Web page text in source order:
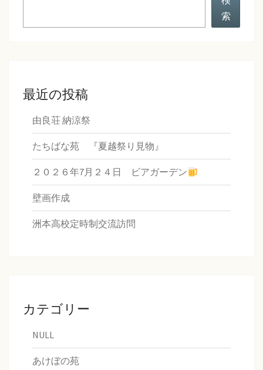
索
最近の投稿
由良荘 納涼祭
たちばな苑 『夏越祭り見物』
２０２６年7月２４日 ビアガーデン
壁画作成
洲本高校定時制交流訪問
カテゴリー
NULL
あけぼの苑